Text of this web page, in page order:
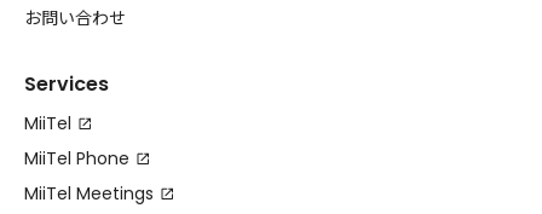
お問い合わせ
Services
MiiTel
MiiTel Phone
MiiTel Meetings